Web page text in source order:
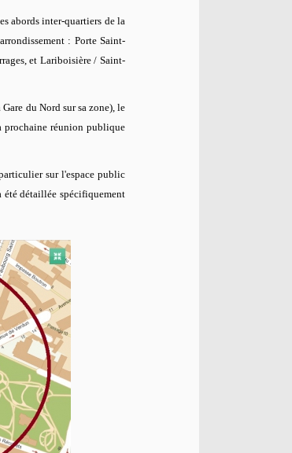
abords inter-quartiers de la
: Porte Saint-
et Lariboisière / Saint-
du Nord sur sa zone), le
prochaine réunion publique
sur l'espace public
été détaillée spécifiquement